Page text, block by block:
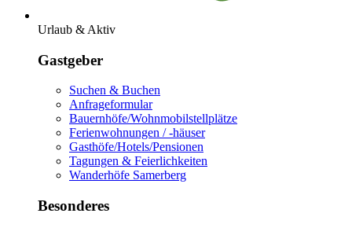
Urlaub & Aktiv
Gastgeber
Suchen & Buchen
Anfrageformular
Bauernhöfe/Wohnmobilstellplätze
Ferienwohnungen / -häuser
Gasthöfe/Hotels/Pensionen
Tagungen & Feierlichkeiten
Wanderhöfe Samerberg
Besonderes